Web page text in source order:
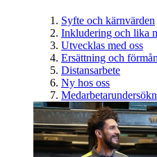
Syfte och kärnvärden
Inkludering och lika
Utvecklas med oss
Ersättning och
Distansarbete
Ny hos oss